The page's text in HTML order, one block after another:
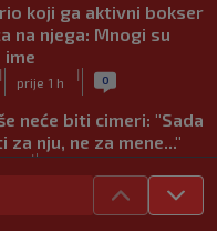
koji ga aktivni bokser
na njega: Mnogi su
ime
|
prije 1 h
| 0
neće biti cimeri: "Sada
nju, ne za mene..."
|
pogreške, evo